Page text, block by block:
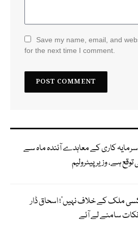
Save my name, email, and
for the next time I comment.
سرمایہ کاری کے معاہدے آئندہ ماہ سے
ہے، وزیر پیٹرولیم
ملک کے خلاف نہیں’؛ اسحاق ڈار
سامنے لے آئے